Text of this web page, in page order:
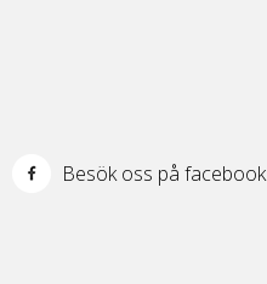
Besök oss på facebook